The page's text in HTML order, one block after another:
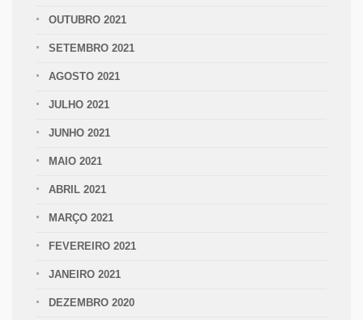
OUTUBRO 2021
SETEMBRO 2021
AGOSTO 2021
JULHO 2021
JUNHO 2021
MAIO 2021
ABRIL 2021
MARÇO 2021
FEVEREIRO 2021
JANEIRO 2021
DEZEMBRO 2020